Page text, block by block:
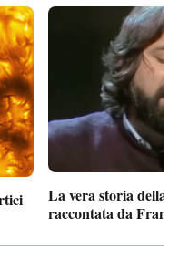
La vera storia della
raccontata da